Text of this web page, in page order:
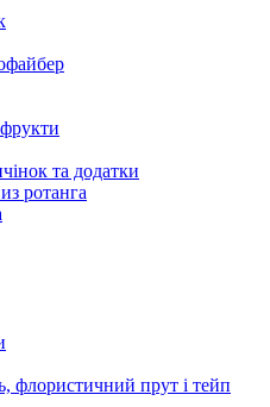
та додатки
ротанга
флористичний прут і тейп